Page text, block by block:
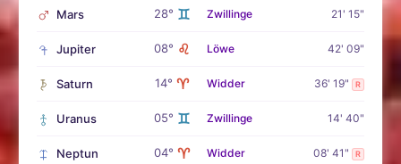
Mars 28° ♊ Zwillinge 21' 15"
Jupiter 08° ♌ Löwe 42' 09"
Saturn 14° ♈ Widder 36' 19" R
Uranus 05° ♊ Zwillinge 14' 40"
Neptun 04° ♈ Widder 08' 41" R